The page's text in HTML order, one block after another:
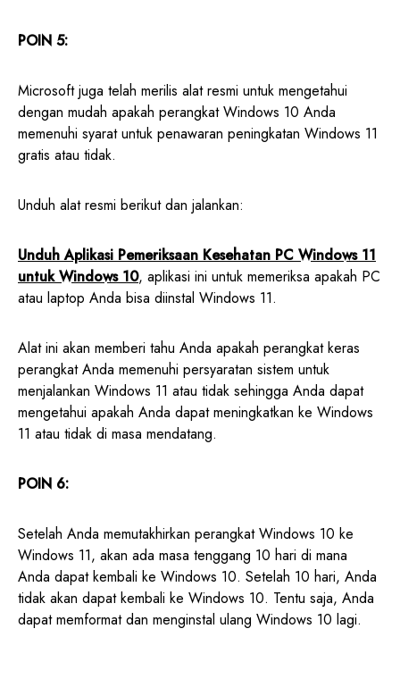
POIN 5:
Microsoft juga telah merilis alat resmi untuk mengetahui
dengan mudah apakah perangkat Windows 10 Anda
memenuhi syarat untuk penawaran peningkatan Windows 11
gratis atau tidak.
Unduh alat resmi berikut dan jalankan:
Unduh Aplikasi Pemeriksaan Kesehatan PC Windows 11
untuk Windows 10, aplikasi ini untuk memeriksa apakah PC
atau laptop Anda bisa diinstal Windows 11.
Alat ini akan memberi tahu Anda apakah perangkat keras
perangkat Anda memenuhi persyaratan sistem untuk
menjalankan Windows 11 atau tidak sehingga Anda dapat
mengetahui apakah Anda dapat meningkatkan ke Windows
11 atau tidak di masa mendatang.
POIN 6:
Setelah Anda memutakhirkan perangkat Windows 10 ke
Windows 11, akan ada masa tenggang 10 hari di mana
Anda dapat kembali ke Windows 10. Setelah 10 hari, Anda
tidak akan dapat kembali ke Windows 10. Tentu saja, Anda
dapat memformat dan menginstal ulang Windows 10 lagi.